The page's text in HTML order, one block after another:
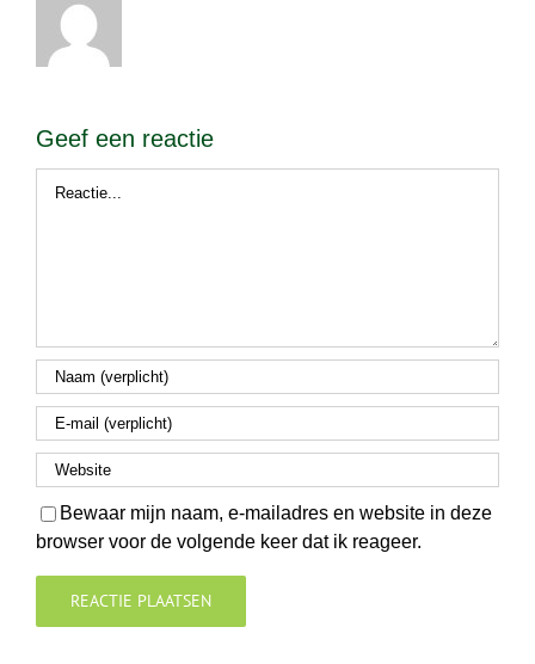
Geef een reactie
Bewaar mijn naam, e-mailadres en website in deze
browser voor de volgende keer dat ik reageer.